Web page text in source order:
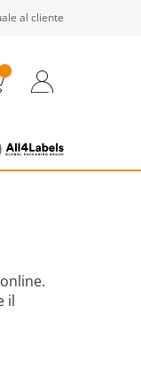
al cliente
il